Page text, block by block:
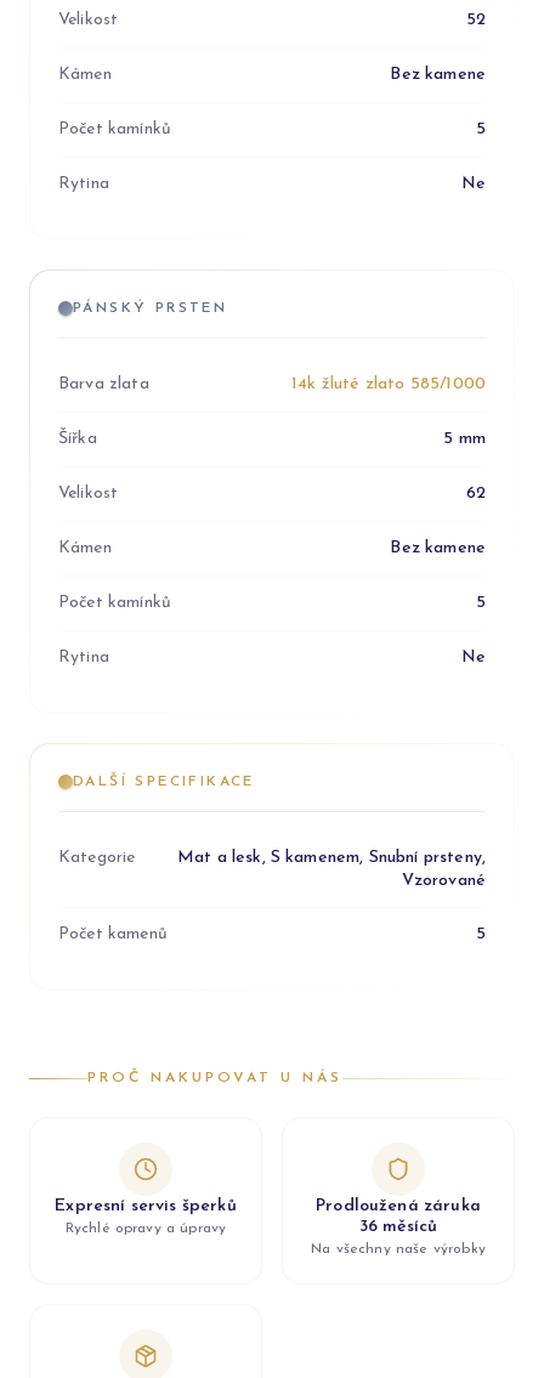
Velikost 52
Kámen Bez kamene
Počet kamínků 5
Rytina Ne
PÁNSKÝ PRSTEN
Barva zlata 14k žluté zlato 585/1000
Šířka 5 mm
Velikost 62
Kámen Bez kamene
Počet kamínků 5
Rytina Ne
DALŠÍ SPECIFIKACE
Kategorie
Mat a lesk, S kamenem, Snubní prsteny,
Vzorované
Počet kamenů 5
PROČ NAKUPOVAT U NÁS
Expresní servis šperků
Rychlé opravy a úpravy
Prodloužená záruka
36 měsíců
Na všechny naše výrobky